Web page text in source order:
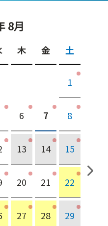
8月
木 金 土
1
6 7 8
13 14 15
20 21 22
27 28 29